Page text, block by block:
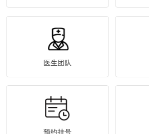
医生团队
预约挂号